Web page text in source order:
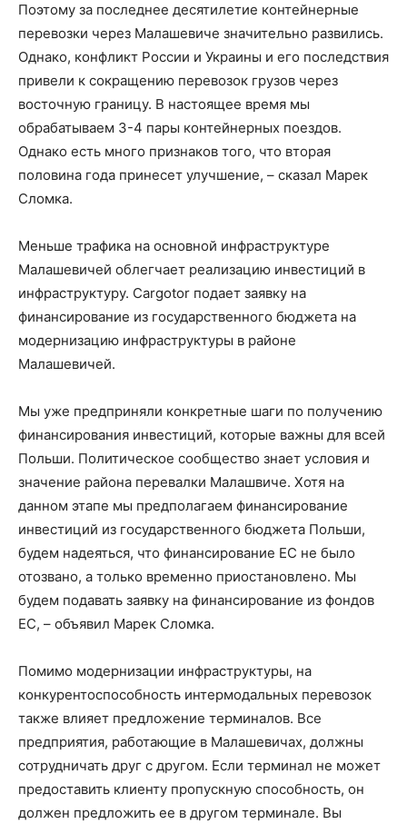
Поэтому за последнее десятилетие контейнерные
перевозки через Малашевиче значительно развились.
Однако, конфликт России и Украины и его последствия
привели к сокращению перевозок грузов через
восточную границу. В настоящее время мы
обрабатываем 3-4 пары контейнерных поездов.
Однако есть много признаков того, что вторая
половина года принесет улучшение, – сказал Марек
Сломка.
Меньше трафика на основной инфраструктуре
Малашевичей облегчает реализацию инвестиций в
инфраструктуру. Cargotor подает заявку на
финансирование из государственного бюджета на
модернизацию инфраструктуры в районе
Малашевичей.
Мы уже предприняли конкретные шаги по получению
финансирования инвестиций, которые важны для всей
Польши. Политическое сообщество знает условия и
значение района перевалки Малашвиче. Хотя на
данном этапе мы предполагаем финансирование
инвестиций из государственного бюджета Польши,
будем надеяться, что финансирование ЕС не было
отозвано, а только временно приостановлено. Мы
будем подавать заявку на финансирование из фондов
ЕС, – объявил Марек Сломка.
Помимо модернизации инфраструктуры, на
конкурентоспособность интермодальных перевозок
также влияет предложение терминалов. Все
предприятия, работающие в Малашевичах, должны
сотрудничать друг с другом. Если терминал не может
предоставить клиенту пропускную способность, он
должен предложить ее в другом терминале. Вы